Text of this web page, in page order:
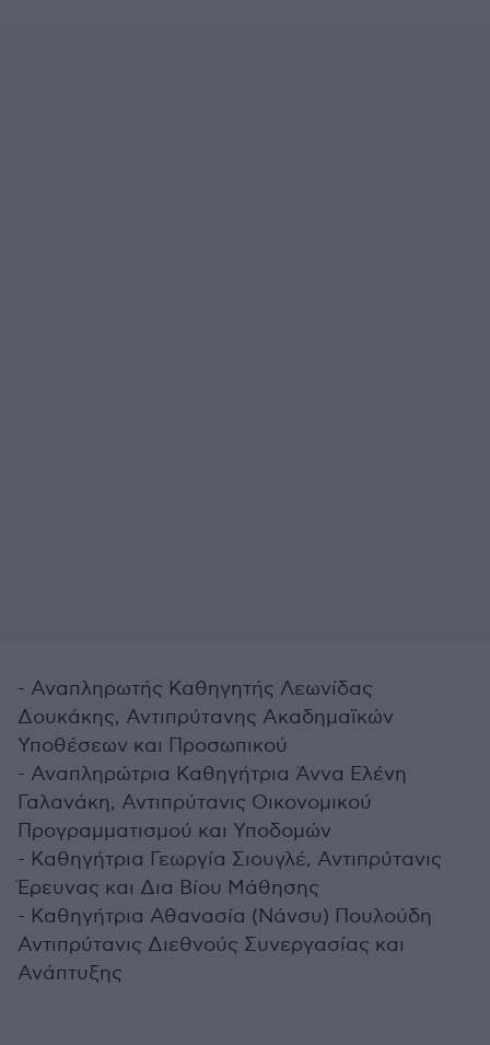
- Αναπληρωτής Καθηγητής Λεωνίδας
Δουκάκης, Αντιπρύτανης Ακαδημαϊκών
Υποθέσεων και Προσωπικού
- Αναπληρώτρια Καθηγήτρια Άννα Ελένη
Γαλανάκη, Αντιπρύτανις Οικονομικού
Προγραμματισμού και Υποδομών
- Καθηγήτρια Γεωργία Σιουγλέ, Αντιπρύτανις
Έρευνας και Δια Βίου Μάθησης
- Καθηγήτρια Αθανασία (Νάνσυ) Πουλούδη
Αντιπρύτανις Διεθνούς Συνεργασίας και
Ανάπτυξης